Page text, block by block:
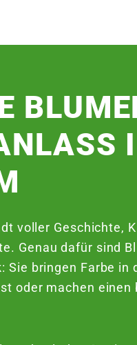
voller Geschichte,
Genau dafür sind
Sie bringen Farbe in
oder machen einen